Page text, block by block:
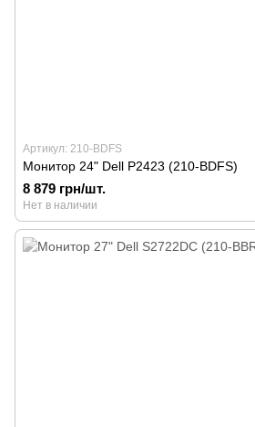
Артикул: 210-BDFS
Монитор 24" Dell P2423 (210-BDFS)
8 879 грн/шт.
Нет в наличии